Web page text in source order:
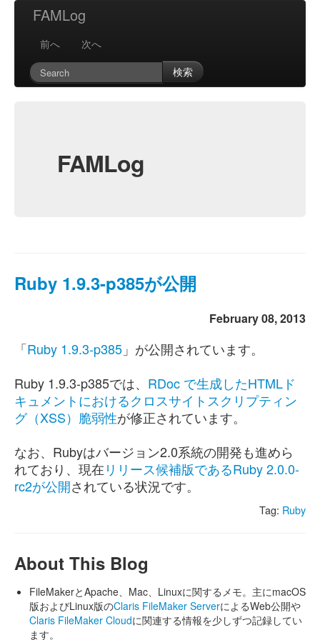
FAMLog
前へ
次へ
検索
FAMLog
Ruby 1.9.3-p385が公開
February 08, 2013
「Ruby 1.9.3-p385 」が公開されています。
Ruby 1.9.3-p385では、 RDoc で生成したHTMLド
キュメントにおけるクロスサイトスクリプティン
グ（XSS）脆弱性が修正されています。
なお、Rubyはバージョン2.0系統の開発も進めら
れており、現在リリース候補版であるRuby 2.0.0-
rc2が公開されている状況です。
Tag: Ruby
About This Blog
FileMakerとApache、Mac、Linuxに関するメモ。主にmacOS
版およびLinux版のClaris FileMaker ServerによるWeb公開や
Claris FileMaker Cloudに関連する情報を少しずつ記録してい
ます。